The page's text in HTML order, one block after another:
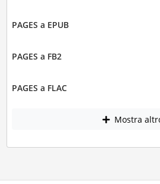
PAGES a EPUB
PAGES a FB2
PAGES a FLAC
Mostra